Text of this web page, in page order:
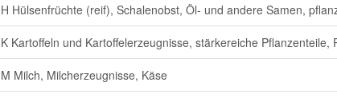
H Hülsenfrüchte (reif), Schalenobst, Öl- und andere Samen,
K Kartoffeln und Kartoffelerzeugnisse, stärkereiche Pflanzenteile,
M Milch, Milcherzeugnisse, Käse